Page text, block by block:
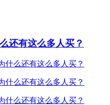
还有这么多人买？